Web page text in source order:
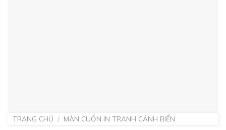
TRANG CHỦ / MÀN CUỐN IN TRANH CẢNH BIỂN